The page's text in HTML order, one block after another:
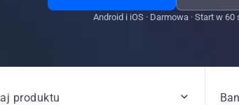
Android i iOS · Darmowa · Start w 60
produktu